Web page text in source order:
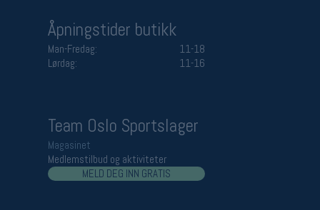
Åpningstider butikk
Man-Fredag:
11-18
Lørdag:
11-16
Team Oslo Sportslager
Magasinet
Medlemstilbud og aktiviteter
MELD DEG INN GRATIS